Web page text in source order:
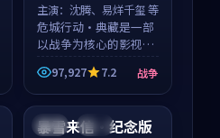
主演： 沈腾、易烊千玺 等
危城行动·典藏是一部
以战争为核心的影视作
品，围绕危机、反转与
人物成长展开，整体节
奏紧凑，值得推荐观
97,927 7.2 战争
中国 完结
暴雪来信·纪念版